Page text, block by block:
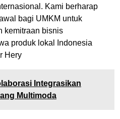
Kami berharap
bagi UMKM untuk
kemitraan bisnis
produk lokal Indonesia
Hery
Integrasikan
Multimoda